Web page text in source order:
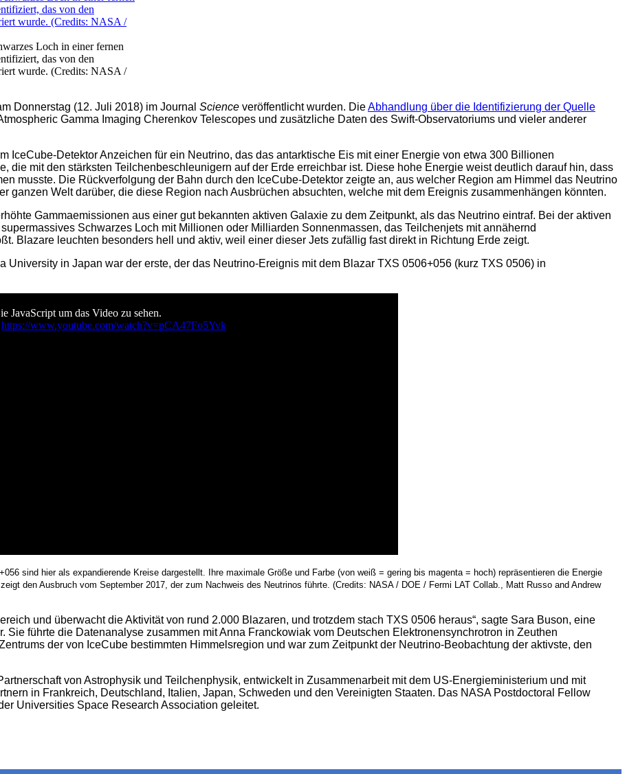
Loch in einer fernen
das von den
wurde. (Credits: NASA /
Donnerstag (12. Juli 2018) im Journal Science veröffentlicht wurden. DieAbhandlung über die Identifizierung der Quelle
Gamma Imaging Cherenkov Telescopes und zusätzliche Daten des Swift-Observatoriums und vieler anderer
IceCube-Detektor Anzeichen für ein Neutrino, das das antarktische Eis mit einer Energie von etwa 300 Billionen
die mit den stärksten Teilchenbeschleunigern auf der Erde erreichbar ist. Diese hohe Energie weist deutlich darauf hin, dass
musste. Die Rückverfolgung der Bahn durch den IceCube-Detektor zeigte an, aus welcher Region am Himmel das Neutrino
ganzen Welt darüber, die diese Region nach Ausbrüchen absuchten, welche mit dem Ereignis zusammenhängen könnten.
Gammaemissionen aus einer gut bekannten aktiven Galaxie zu dem Zeitpunkt, als das Neutrino eintraf. Bei der aktiven
Schwarzes Loch mit Millionen oder Milliarden Sonnenmassen, das Teilchenjets mit annähernd
Blazare leuchten besonders hell und aktiv, weil einer dieser Jets zufällig fast direkt in Richtung Erde zeigt.
University in Japan war der erste, der das Neutrino-Ereignis mit dem Blazar TXS 0506+056 (kurz TXS 0506) in
JavaScript um das Video zu sehen.
https://www.youtube.com/watch?v=pCA47Fo5Yvk
sind hier als expandierende Kreise dargestellt. Ihre maximale Größe und Farbe (von weiß = gering bis magenta = hoch) repräsentieren die Energie
den Ausbruch vom September 2017, der zum Nachweis des Neutrinos führte. (Credits: NASA / DOE / Fermi LAT Collab., Matt Russo and Andrew
und überwacht die Aktivität von rund 2.000 Blazaren, und trotzdem stach TXS 0506 heraus“, sagte Sara Buson, eine
Sie führte die Datenanalyse zusammen mit Anna Franckowiak vom Deutschen Elektronensynchrotron in Zeuthen
der von IceCube bestimmten Himmelsregion und war zum Zeitpunkt der Neutrino-Beobachtung der aktivste, den
von Astrophysik und Teilchenphysik, entwickelt in Zusammenarbeit mit dem US-Energieministerium und mit
in Frankreich, Deutschland, Italien, Japan, Schweden und den Vereinigten Staaten. Das NASA Postdoctoral Fellow
Universities Space Research Association geleitet.